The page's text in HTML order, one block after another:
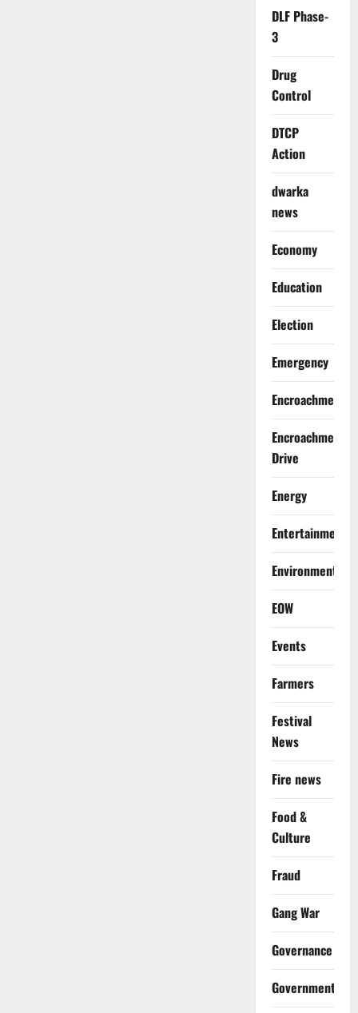
DLF Phase-
3
Drug
Control
DTCP
Action
dwarka
news
Economy
Education
Election
Emergency
Encroachment
Encroachment
Drive
Energy
Entertainment
Environment
EOW
Events
Farmers
Festival
News
Fire news
Food &
Culture
Fraud
Gang War
Governance
Government